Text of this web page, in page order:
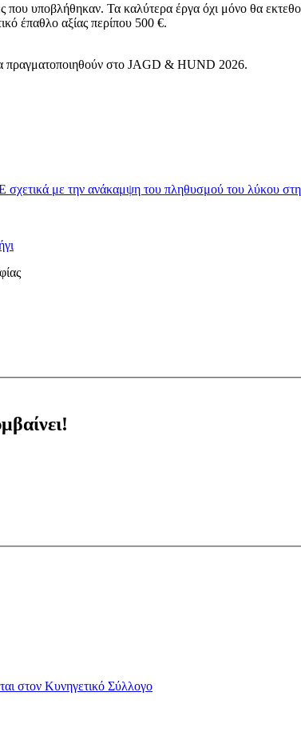
που υποβλήθηκαν. Τα καλύτερα έργα όχι μόνο θα
έπαθλο αξίας περίπου 500 €.
πραγματοποιηθούν στο JAGD & HUND 2026.
με την ανάκαμψη του πληθυσμού του λύκου
στον Κυνηγετικό Σύλλογο